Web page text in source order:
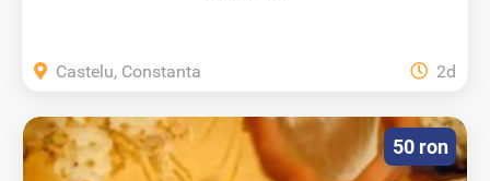
Castelu, Constanta 2d
50 ron